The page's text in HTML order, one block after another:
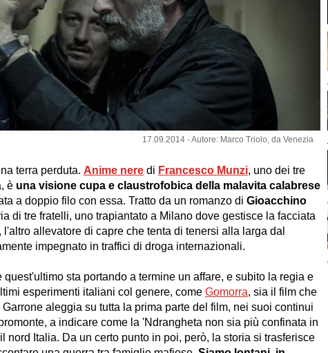
17.09.2014 - Autore: Marco Triolo, da Venezia
terra perduta. Anime nere di Francesco Munzi, uno dei tre
è una visione cupa e claustrofobica della malavita calabrese
a doppio filo con essa. Tratto da un romanzo di Gioacchino
di tre fratelli, uno trapiantato a Milano dove gestisce la facciata
allevatore di capre che tenta di tenersi alla larga dal
impegnato in traffici di droga internazionali.
quest'ultimo sta portando a termine un affare, e subito la regia e
esperimenti italiani col genere, come Gomorra, sia il film che
aleggia su tutta la prima parte del film, nei suoi continui
a indicare come la 'Ndrangheta non sia più confinata in
nord Italia. Da un certo punto in poi, però, la storia si trasferisce